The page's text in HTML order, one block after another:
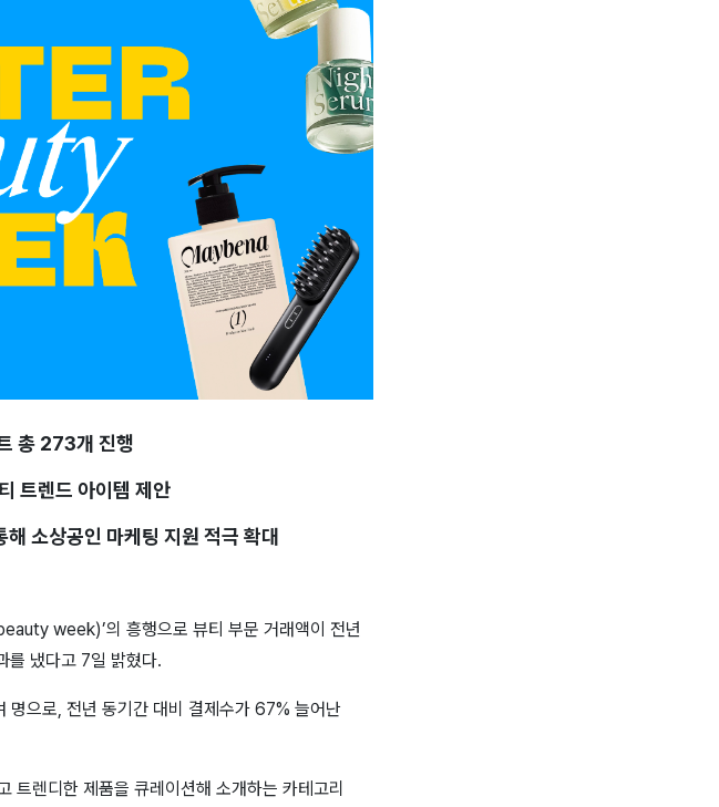
총 273개 진행
트렌드 아이템 제안
소상공인 마케팅 지원 적극 확대
week)’의 흥행으로 뷰티 부문 거래액이 전년
를 냈다고 7일 밝혔다.
명으로, 전년 동기간 대비 결제수가 67% 늘어난
렌디한 제품을 큐레이션해 소개하는 카테고리